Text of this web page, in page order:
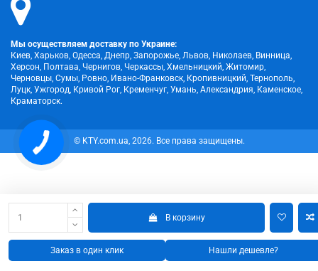
В корзину
Заказ в один клик Нашли дешевле?
Мы осуществляем доставку по Украине:
Киев, Харьков, Одесса, Днепр, Запорожье, Львов, Николаев, Винница,
Херсон, Полтава, Чернигов, Черкассы, Хмельницкий, Житомир,
Черновцы, Сумы, Ровно, Ивано-Франковск, Кропивницкий, Тернополь,
Луцк, Ужгород, Кривой Рог, Кременчуг, Умань, Александрия, Каменское,
Краматорск.
© KTY.com.ua, 2026. Все права защищены.
КНОПКА
ЗВ'ЯЗКУ